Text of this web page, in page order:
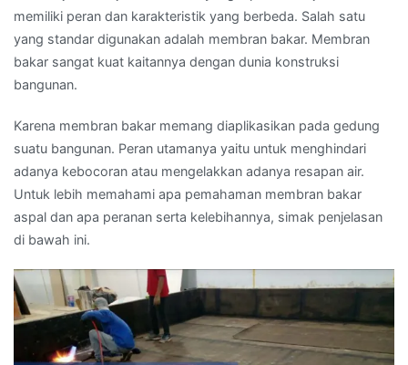
memiliki peran dan karakteristik yang berbeda. Salah satu
yang standar digunakan adalah membran bakar. Membran
bakar sangat kuat kaitannya dengan dunia konstruksi
bangunan.
Karena membran bakar memang diaplikasikan pada gedung
suatu bangunan. Peran utamanya yaitu untuk menghindari
adanya kebocoran atau mengelakkan adanya resapan air.
Untuk lebih memahami apa pemahaman membran bakar
aspal dan apa peranan serta kelebihannya, simak penjelasan
di bawah ini.